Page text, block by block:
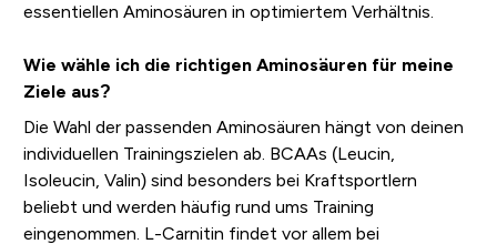
essentiellen Aminosäuren in optimiertem Verhältnis.
Wie wähle ich die richtigen Aminosäuren für meine
Ziele aus?
Die Wahl der passenden Aminosäuren hängt von deinen
individuellen Trainingszielen ab. BCAAs (Leucin,
Isoleucin, Valin) sind besonders bei Kraftsportlern
beliebt und werden häufig rund ums Training
eingenommen. L-Carnitin findet vor allem bei